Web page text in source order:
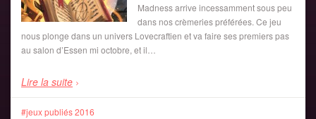
Madness arrive incessamment sous peu
dans nos crèmeries préférées. Ce jeu
nous plonge dans un univers Lovecraftien et va faire ses premiers pas
au salon d’Essen mi octobre, et il…
Lire la suite
jeux publiés 2016